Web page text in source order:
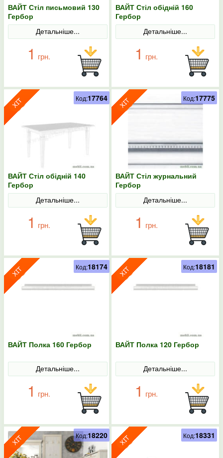
ВАЙТ Стіл письмовий 130
Гербор
Детальніше...
1 грн.
ВАЙТ Стіл обідній 160
Гербор
Детальніше...
1 грн.
ВАЙТ Стіл обідній 140
Гербор
Детальніше...
1 грн.
Код:17764
ВАЙТ Стіл журнальний
Гербор
Детальніше...
1 грн.
Код:17775
ВАЙТ Полка 160 Гербор
Детальніше...
1 грн.
Код:18174
ВАЙТ Полка 120 Гербор
Детальніше...
1 грн.
Код:18181
Код:18220 Код:18331